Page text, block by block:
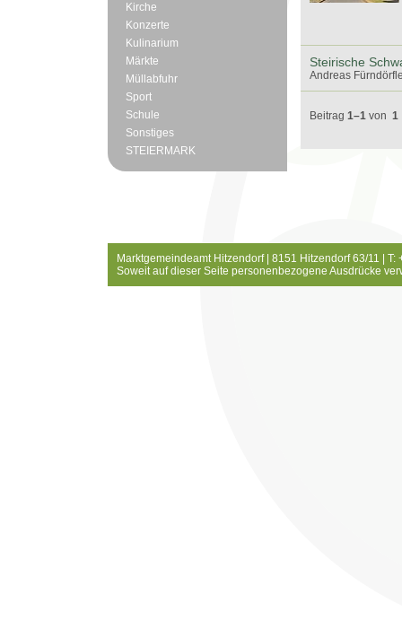
Kirche
Konzerte
Kulinarium
Märkte
Müllabfuhr
Sport
Schule
Sonstiges
STEIERMARK
Steirische
Andreas
Beitrag 1–1 von 1
Marktgemeindeamt Hitzendorf | 8151 Hitzendorf 63/11 |
Soweit auf dieser Seite personenbezogene Ausdrücke